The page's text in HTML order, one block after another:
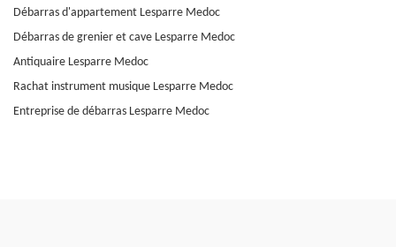
Débarras d'appartement Lesparre Medoc
Débarras de grenier et cave Lesparre Medoc
Antiquaire Lesparre Medoc
Rachat instrument musique Lesparre Medoc
Entreprise de débarras Lesparre Medoc